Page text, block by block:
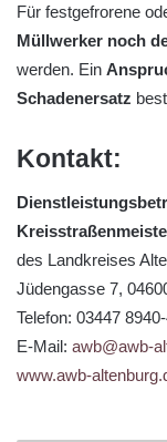
Für festgefrorene
Müllwerker noch
werden. Ein
Schadenersatz
Kontakt:
des Landkreises
Jüdengasse 7,
Telefon: 03447
E-Mail: awb@awb-
www.awb-